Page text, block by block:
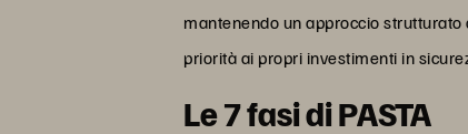
mantenendo un approccio
priorità ai propri investimenti in
Le 7 fasi di PASTA